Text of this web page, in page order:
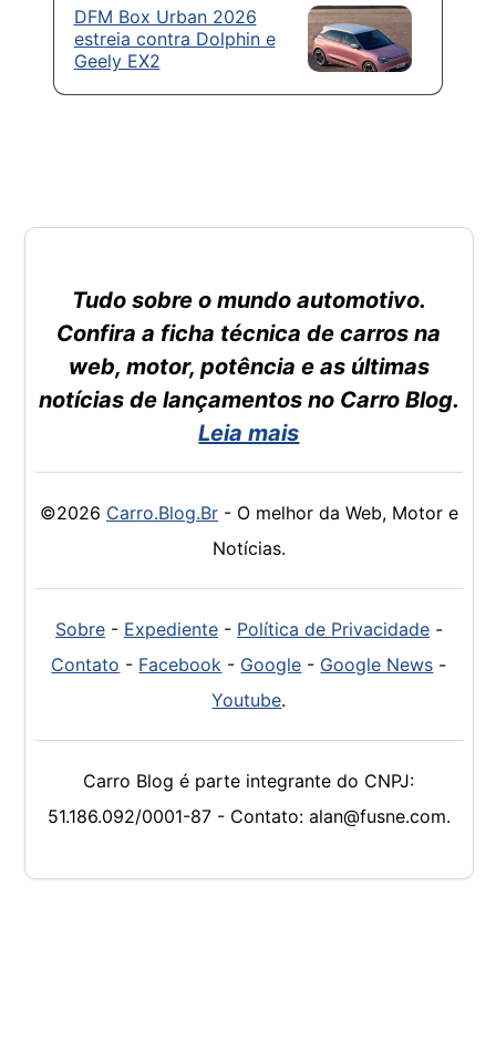
DFM Box Urban 2026
estreia contra Dolphin e
Geely EX2
Tudo sobre o mundo automotivo.
Confira a ficha técnica de carros na
web, motor, potência e as últimas
notícias de lançamentos no Carro Blog.
Leia mais
©2026 Carro.Blog.Br- O melhor da Web, Motor e
Notícias.
Sobre- Expediente- Política de Privacidade-
Contato - Facebook - Google - Google News -
Youtube.
Carro Blog é parte integrante do CNPJ:
51.186.092/0001-87 - Contato: alan@fusne.com.